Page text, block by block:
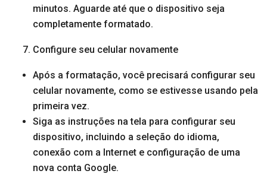
minutos. Aguarde até que o dispositivo seja
completamente formatado.
Configure seu celular novamente
Após a formatação, você precisará configurar seu
celular novamente, como se estivesse usando pela
primeira vez.
Siga as instruções na tela para configurar seu
dispositivo, incluindo a seleção do idioma,
conexão com a Internet e configuração de uma
nova conta Google.